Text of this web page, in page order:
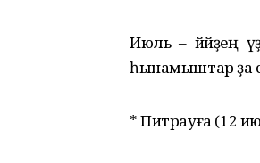
Июль – йәйҙең
һынамыштар ҙа
* Питрауға (12